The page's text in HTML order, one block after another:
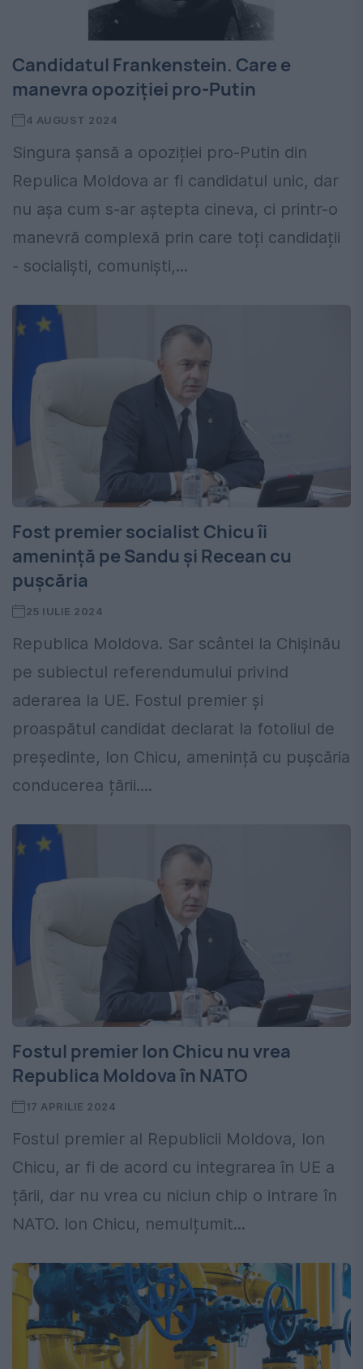
Candidatul Frankenstein. Care e
manevra opoziției pro-Putin
4 AUGUST 2024
Singura șansă a opoziției pro-Putin din
Repulica Moldova ar fi candidatul unic, dar
nu așa cum s-ar aștepta cineva, ci printr-o
manevră complexă prin care toți candidații
- socialiști, comuniști,...
Fost premier socialist Chicu îi
amenință pe Sandu și Recean cu
pușcăria
25 IULIE 2024
Republica Moldova. Sar scântei la Chișinău
pe subiectul referendumului privind
aderarea la UE. Fostul premier și
proaspătul candidat declarat la fotoliul de
președinte, Ion Chicu, amenință cu pușcăria
conducerea țării....
Fostul premier Ion Chicu nu vrea
Republica Moldova în NATO
17 APRILIE 2024
Fostul premier al Republicii Moldova, Ion
Chicu, ar fi de acord cu integrarea în UE a
țării, dar nu vrea cu niciun chip o intrare în
NATO. Ion Chicu, nemulțumit...